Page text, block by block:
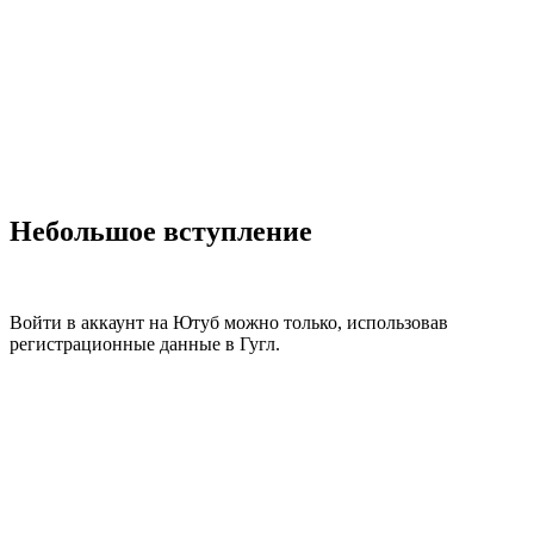
Небольшое вступление
Войти в аккаунт на Ютуб можно только, использовав
регистрационные данные в Гугл.